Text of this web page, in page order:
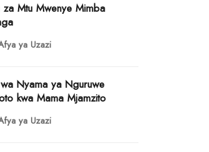
za Mtu Mwenye Mimba
ya Uzazi
Nyama ya Nguruwe
kwa Mama Mjamzito
ya Uzazi